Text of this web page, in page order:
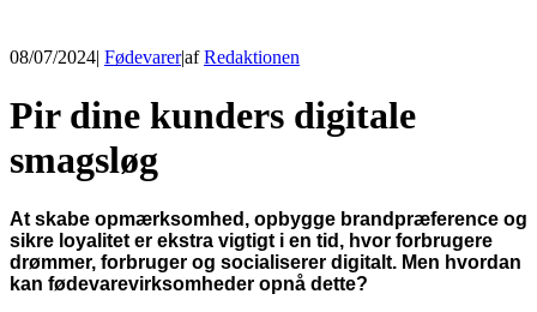
08/07/2024| Fødevarer|afRedaktionen
Pir dine kunders digitale
smagsløg
At skabe opmærksomhed, opbygge brandpræference og
sikre loyalitet er ekstra vigtigt i en tid, hvor forbrugere
drømmer, forbruger og socialiserer digitalt. Men hvordan
kan fødevarevirksomheder opnå dette?